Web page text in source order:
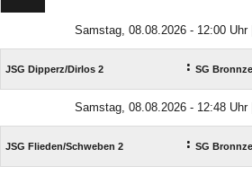
Samstag, 08.08.2026 - 12:00 Uhr
JSG Dipperz/​Dirlos 2 : SG Bronnzell
Samstag, 08.08.2026 - 12:48 Uhr
JSG Flieden/​Schweben 2 : SG Bronnzell